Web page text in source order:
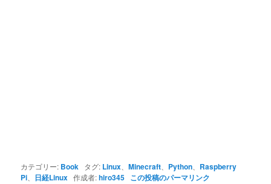
カテゴリー: Book タグ: Linux 、Minecraft Python
Raspberry
Pi
日経Linux 作成者:hiro345 この投稿のパーマリンク